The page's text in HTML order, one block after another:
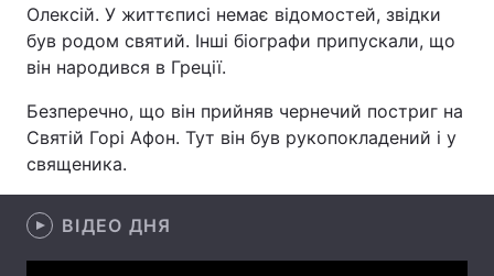
Україна Політика
Економіка
Спорт Наука
Техно і зв'язок
Зброя
Здоров'я Туризм
Олексій. У життєписі немає відомостей, звідки
був родом святий. Інші біографи припускали, що
він народився в Греції.
Безперечно, що він прийняв чернечий постриг на
Святій Горі Афон. Тут він був рукопокладений і у
священика.
ВІДЕО ДНЯ